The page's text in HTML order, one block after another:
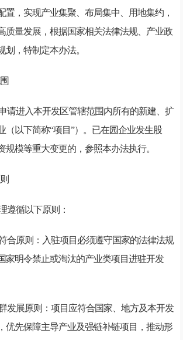
置，实现产业集聚、布局集中、用地集约，
质量发展，根据国家相关法律法规、产业政
划，特制定本办法。
请进入本开发区管辖范围内所有的新建、扩
（以下简称“项目”）。已在园企业发生股
规模等重大变更的，参照本办法执行。
遵循以下原则：
合原则：入驻项目必须遵守国家的法律法规
家明令禁止或淘汰的产业类项目进驻开发
发展原则：项目应符合国家、地方及本开发
优先保障主导产业及强链补链项目，推动形